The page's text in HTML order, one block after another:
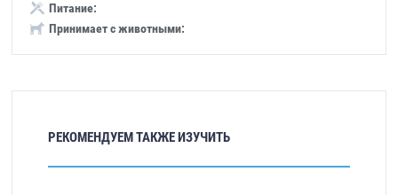
Питание:
Принимает с животными:
РЕКОМЕНДУЕМ ТАКЖЕ ИЗУЧИТЬ